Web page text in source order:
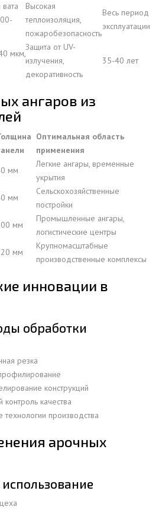
Высокая
теплоизоляция,
пожаробезопасность
Весь период
эксплуатации
мкм,
Защита от UV-
излучения,
декоративность
35-40 лет
ангаров из
Оптимальная область
применения
мм
Легкие ангары, временные
укрытия
мм
Сельскохозяйственные
постройки
мм
Промышленные ангары,
логистические центры
мм
Крупномасштабные
производственные комплексы
инновации в
обработки
резка
конструкций
качества
технологии производства
арочных